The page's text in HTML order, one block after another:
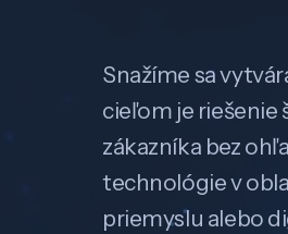
Snažíme sa
cieľom je
zákazníka bez
technológie v
priemyslu alebo